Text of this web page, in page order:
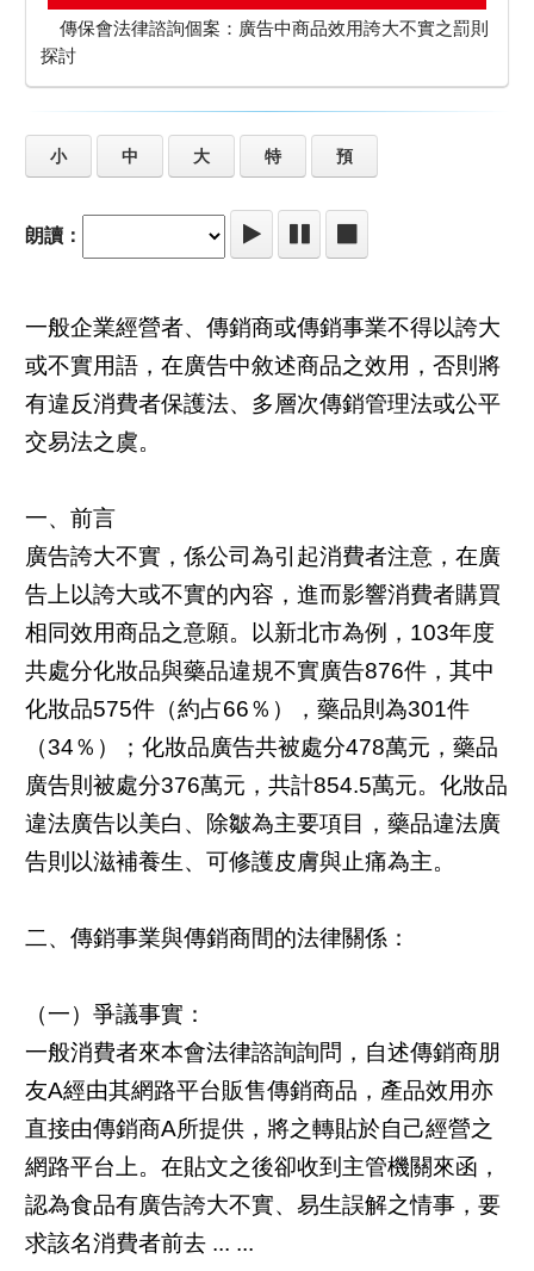
傳保會法律諮詢個案：廣告中商品效用誇大不實之罰則
探討
小 中 大 特 預
朗讀：
一般企業經營者、傳銷商或傳銷事業不得以誇大
或不實用語，在廣告中敘述商品之效用，否則將
有違反消費者保護法、多層次傳銷管理法或公平
交易法之虞。
一、前言
廣告誇大不實，係公司為引起消費者注意，在廣
告上以誇大或不實的內容，進而影響消費者購買
相同效用商品之意願。以新北市為例，103年度
共處分化妝品與藥品違規不實廣告876件，其中
化妝品575件（約占66％），藥品則為301件
（34％）；化妝品廣告共被處分478萬元，藥品
廣告則被處分376萬元，共計854.5萬元。化妝品
違法廣告以美白、除皺為主要項目，藥品違法廣
告則以滋補養生、可修護皮膚與止痛為主。
二、傳銷事業與傳銷商間的法律關係：
（一）爭議事實：
一般消費者來本會法律諮詢詢問，自述傳銷商朋
友A經由其網路平台販售傳銷商品，產品效用亦
直接由傳銷商A所提供，將之轉貼於自己經營之
網路平台上。在貼文之後卻收到主管機關來函，
認為食品有廣告誇大不實、易生誤解之情事，要
求該名消費者前去 ... ...